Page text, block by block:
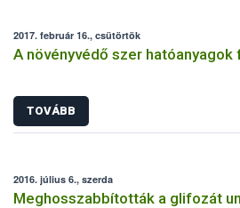
2017. február 16., csütörtök
A növényvédő szer
TOVÁBB
2016. július 6., szerda
Meghosszabbították a glifozát